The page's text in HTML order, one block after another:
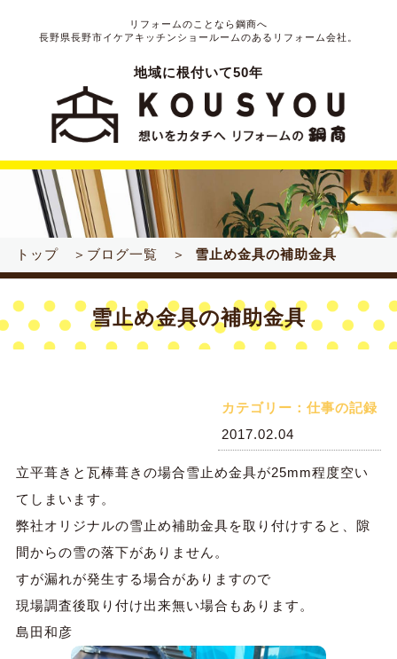
リフォームのことなら鋼商へ
長野県長野市イケアキッチンショールームのあるリフォーム会社。
地域に根付いて50年
トップ ＞ ブログ一覧 ＞ 雪止め金具の補助金具
雪止め金具の補助金具
カテゴリー：仕事の記録
2017.02.04
立平葺きと瓦棒葺きの場合雪止め金具が25mm程度空い
てしまいます。
弊社オリジナルの雪止め補助金具を取り付けすると、隙
間からの雪の落下がありません。
すが漏れが発生する場合がありますので
現場調査後取り付け出来無い場合もあります。
島田和彦